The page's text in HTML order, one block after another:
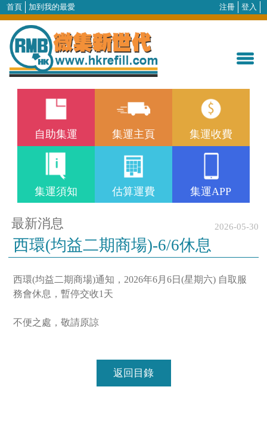
首頁 加到我的最愛 注冊 登入
自助集運 集運主頁 集運收費
集運須知 估算運費 集運APP
最新消息 2026-05-30
西環(均益二期商場)-6/6休息
西環(均益二期商場)通知，2026年6月6日(星期六) 自取服
務會休息，暫停交收1天
不便之處，敬請原諒
返回目錄